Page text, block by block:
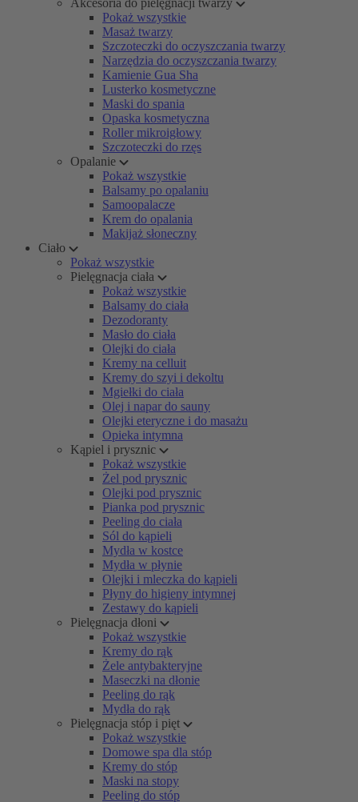
Akcesoria do pielęgnacji twarzy
Pokaż wszystkie
Masaż twarzy
Szczoteczki do oczyszczania twarzy
Narzędzia do oczyszczania twarzy
Kamienie Gua Sha
Lusterko kosmetyczne
Maski do spania
Opaska kosmetyczna
Roller mikroigłowy
Szczoteczki do rzęs
Opalanie
Pokaż wszystkie
Balsamy po opalaniu
Samoopalacze
Krem do opalania
Makijaż słoneczny
Ciało
Pokaż wszystkie
Pielęgnacja ciała
Pokaż wszystkie
Balsamy do ciała
Dezodoranty
Masło do ciała
Olejki do ciała
Kremy na celluit
Kremy do szyi i dekoltu
Mgiełki do ciała
Olej i napar do sauny
Olejki eteryczne i do masażu
Opieka intymna
Kąpiel i prysznic
Pokaż wszystkie
Żel pod prysznic
Olejki pod prysznic
Pianka pod prysznic
Peeling do ciała
Sól do kąpieli
Mydła w kostce
Mydła w płynie
Olejki i mleczka do kąpieli
Płyny do higieny intymnej
Zestawy do kąpieli
Pielęgnacja dłoni
Pokaż wszystkie
Kremy do rąk
Żele antybakteryjne
Maseczki na dłonie
Peeling do rąk
Mydła do rąk
Pielęgnacja stóp i pięt
Pokaż wszystkie
Domowe spa dla stóp
Kremy do stóp
Maski na stopy
Peeling do stóp